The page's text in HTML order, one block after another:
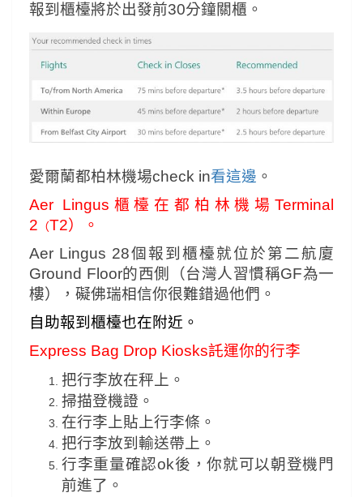
報到櫃檯將於出發前30分鐘關櫃。
愛爾蘭都柏林機場check in看這邊 。
Aer Lingus櫃檯在都柏林機場Terminal
2 （T2）。
Aer Lingus 28個報到櫃檯就位於第二航廈
Ground Floor的西側（台灣人習慣稱GF為一
樓），礙佛瑞相信你很難錯過他們。
自助報到櫃檯也在附近。
Express Bag Drop Kiosks託運你的行李
把行李放在秤上。
掃描登機證。
在行李上貼上行李條。
把行李放到輸送帶上。
行李重量確認ok後，你就可以朝登機門
前進了。